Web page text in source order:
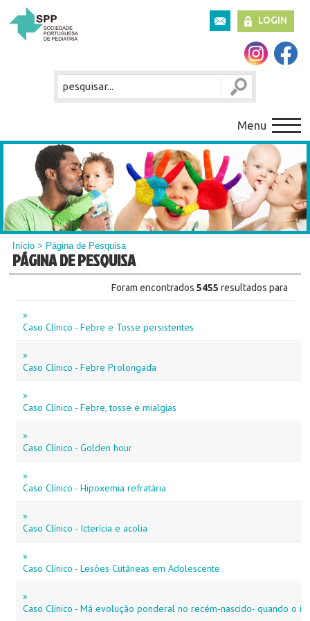
LOGIN
Menu
Início > Página de Pesquisa
PÁGINA DE PESQUISA
Foram encontrados 5455resultados para
»
Caso Clínico - Febre e Tosse persistentes
»
Caso Clínico - Febre Prolongada
»
Caso Clínico - Febre, tosse e mialgias
»
Caso Clínico - Golden hour
»
Caso Clínico - Hipoxemia refratária
»
Caso Clínico - Icterícia e acolia
»
Caso Clínico - Lesões Cutâneas em Adolescente
»
Caso Clínico - Má evolução ponderal no recém-nascido- quando o